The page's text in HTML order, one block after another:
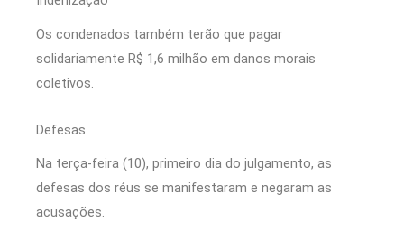
Os condenados também terão que pagar
solidariamente R$ 1,6 milhão em danos morais
coletivos.
Defesas
Na terça-feira (10), primeiro dia do julgamento, as
defesas dos réus se manifestaram e negaram as
acusações.